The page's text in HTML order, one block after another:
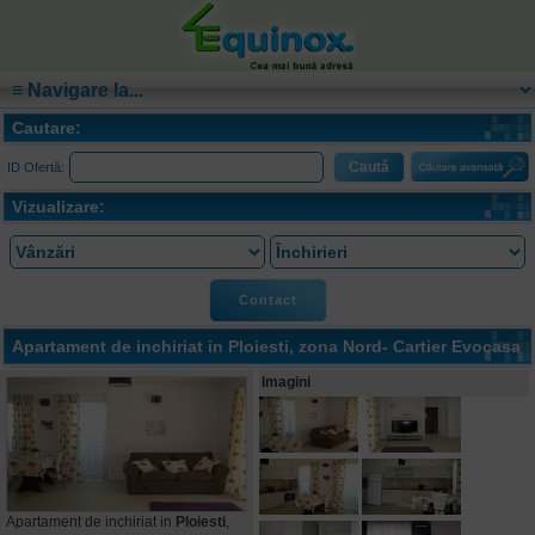
Cautare:
ID Ofertă:
Vizualizare:
Contact
Apartament de inchiriat in Ploiesti, zona Nord- Cartier Evocasa
Apartament de inchiriat in Ploiesti,
Imagini